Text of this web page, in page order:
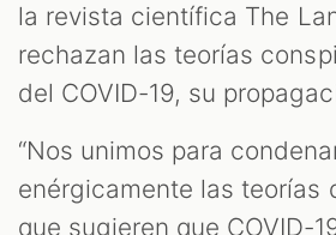
la revista científica The
rechazan las teorías
del COVID-19, su
“Nos unimos para
enérgicamente las teorías
que sugieren que COVID-